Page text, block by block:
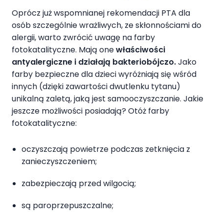
Oprócz już wspomnianej rekomendacji PTA dla
osób szczególnie wrażliwych, ze skłonnościami do
alergii, warto zwrócić uwagę na farby
fotokatalityczne. Mają onewłaściwości
antyalergiczne i działają bakteriobójczo.Jako
farby bezpieczne dla dzieci wyróżniają się wśród
innych (dzięki zawartości dwutlenku tytanu)
unikalną zaletą, jaką jest samooczyszczanie. Jakie
jeszcze możliwości posiadają? Otóż farby
fotokatalityczne:
oczyszczają powietrze podczas zetknięcia z
zanieczyszczeniem;
zabezpieczają przed wilgocią;
są paroprzepuszczalne;